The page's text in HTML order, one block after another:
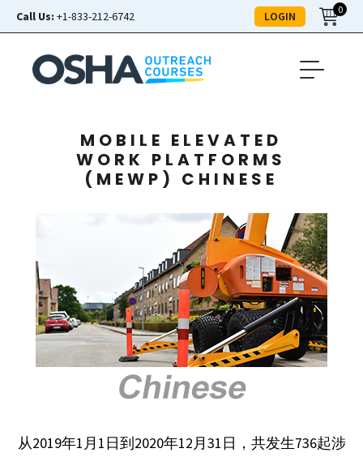
Call Us: +1-833-212-6742 LOGIN 0
MOBILE ELEVATED
WORK PLATFORMS
(MEWP) CHINESE
从2019年1月1日到2020年12月31日，共发生736起涉